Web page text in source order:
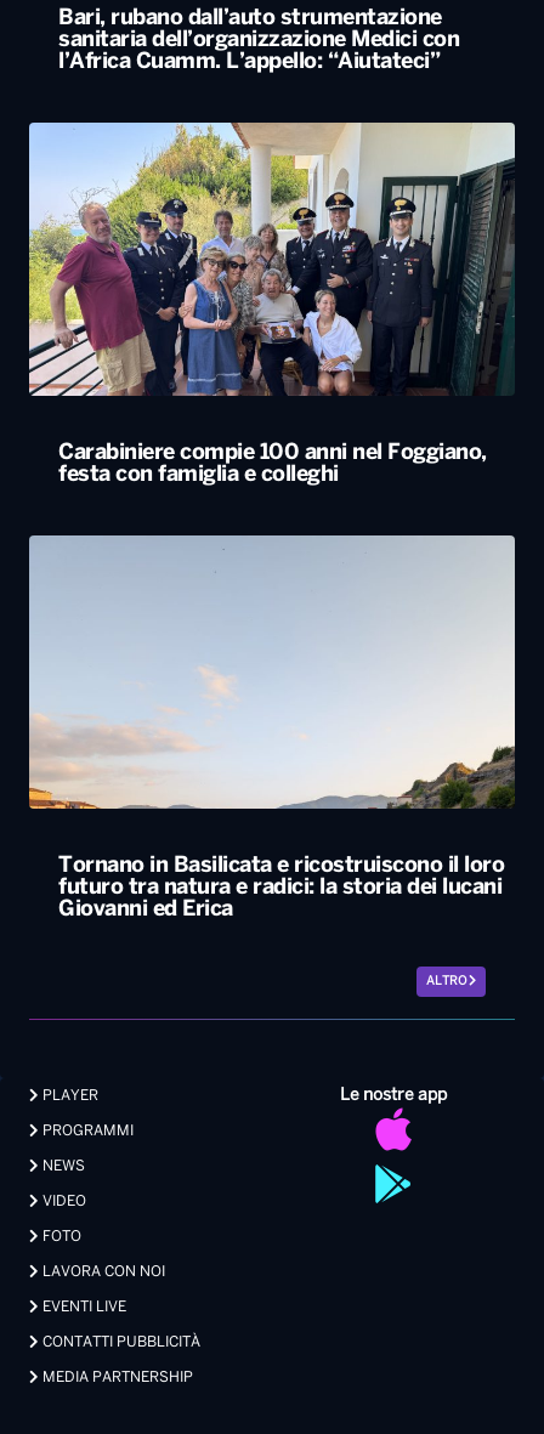
Bari, rubano dall’auto strumentazione
sanitaria dell’organizzazione Medici con
l’Africa Cuamm. L’appello: “Aiutateci”
Carabiniere compie 100 anni nel Foggiano,
festa con famiglia e colleghi
Tornano in Basilicata e ricostruiscono il loro
futuro tra natura e radici: la storia dei lucani
Giovanni ed Erica
ALTRO
Le nostre app
PLAYER
PROGRAMMI
NEWS
VIDEO
FOTO
LAVORA CON NOI
EVENTI LIVE
CONTATTI PUBBLICITÀ
MEDIA PARTNERSHIP